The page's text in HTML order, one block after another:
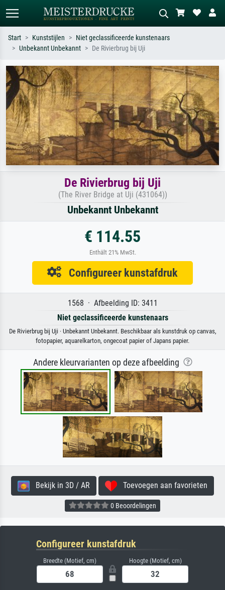
Zoek op kunstenaar, titel of stijl – bijv.
Monet, Sterrennacht, impressionisme,
Hokusai-golf, naakt.
Beschrijf de scène – bijv. groene
weide, abstract met veel rood, donker
olieverfschilderij, staand naakt naast
een boom.
Start Kunststijlen
Niet geclassificeerde kunstenaars
Unbekannt Unbekannt
De Rivierbrug bij Uji
De Rivierbrug bij Uji
(The River Bridge at Uji (431064))
Unbekannt Unbekannt
€ 114.55
Enthält 21% MwSt.
Configureer kunstafdruk
1568 · Afbeelding ID: 3411
Niet geclassificeerde kunstenaars
De Rivierbrug bij Uji · Unbekannt Unbekannt. Beschikbaar als kunstdruk op canvas,
fotopapier, aquarelkarton, ongecoat papier of Japans papier.
Andere kleurvarianten op deze afbeelding
Bekijk in 3D / AR Toevoegen aan favorieten
0 Beoordelingen
Configureer kunstafdruk
Breedte (Motief, cm) Hoogte (Motief, cm)